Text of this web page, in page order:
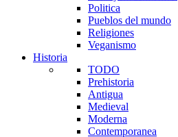
Politica
Pueblos del mundo
Religiones
Veganismo
Historia
TODO
Prehistoria
Antigua
Medieval
Moderna
Contemporanea